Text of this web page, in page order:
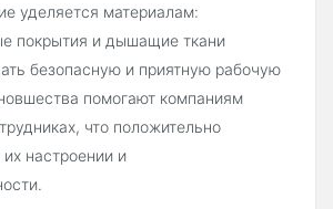
уделяется материалам:
покрытия и дышащие ткани
безопасную и приятную рабочую
помогают компаниям
что положительно
настроении и